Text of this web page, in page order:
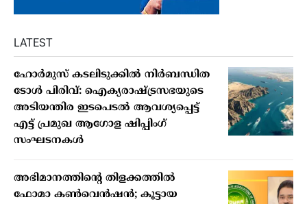
LATEST
ഹോർമുസ് കടലിടുക്കിൽ നിർബന്ധിത
ടോൾ പിരിവ്: ഐക്യരാഷ്ട്രസഭയുടെ
അടിയന്തിര ഇടപെടൽ ആവശ്യപ്പെട്ട്
എട്ട് പ്രമുഖ ആഗോള ഷിപ്പിംഗ്
സംഘടനകൾ
അഭിമാനത്തിന്റെ തിളക്കത്തില്‍
ഫോമാ കണ്‍വെന്‍ഷന്‍; കൂട്ടായ